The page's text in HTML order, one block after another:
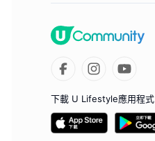
下載 U Lifestyle應用程式